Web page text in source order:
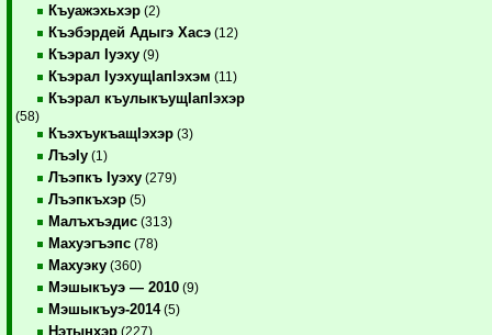
Къуажэхьхэр (2)
Къэбэрдей Адыгэ Хасэ (12)
Къэрал Iуэху (9)
Къэрал IуэхущIапIэхэм (11)
Къэрал къулыкъущIапIэхэр
(58)
КъэхъукъащIэхэр (3)
ЛъэIу (1)
Лъэпкъ Iуэху (279)
Лъэпкъхэр (5)
Малъхъэдис (313)
Махуэгъэпс (78)
Махуэку (360)
Мэшыкъуэ — 2010 (9)
Мэшыкъуэ-2014(5)
Нэтынхэр (227)